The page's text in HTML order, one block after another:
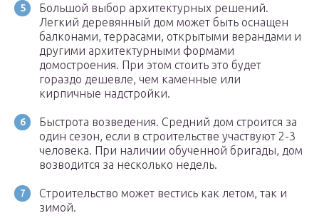
Большой выбор архитектурных решений.
Легкий деревянный дом может быть оснащен
балконами, террасами, открытыми верандами и
другими архитектурными формами
домостроения. При этом стоить это будет
гораздо дешевле, чем каменные или
кирпичные надстройки.
Быстрота возведения. Средний дом строится за
один сезон, если в строительстве участвуют 2-3
человека. При наличии обученной бригады, дом
возводится за несколько недель.
Строительство может вестись как летом, так и
зимой.